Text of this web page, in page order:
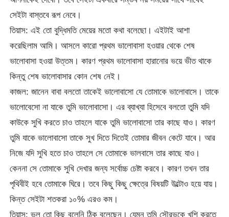
সেইটা বাস্তবে রূপ নেবে।
তিয়াস: এই তো বুদ্ধিমতি মেয়ের মতো কথা বলেছো। এইটাই আশা
করেছিলাম আমি। আসলে কারো প্রথম ভালোবাসা হওয়ার থেকে শেষ
ভালোবাসা হওয়া উত্তম। কারণ প্রথম ভালোবাসা হারানোর ভয়ে ভীত থাকে
কিন্তু শেষ ভালোবাসার কোন শেষ নেই।
কাজল: জানেন বাবা বলতো তাকেই ভালোবাসো যে তোমাকে ভালোবাসে। তাকে
ভালোবেসো না যাকে তুমি ভালোবাসো। এর ব্যাখ্যা হিসেবে বলতো তুমি যদি
কাউকে সুখি করতে চাও তাহলে যাকে তুমি ভালোবাসো তার কাছে যাও। কারণ
তুমি যাকে ভালোবাসো তাকে সুখ দিতে দিতেই তোমার জীবন কেটে যাবে। আর
নিজে যদি সুখি হতে চাও তাহলে সে তোমাকে ভালবাসে তার কাছে যাও।
কেননা সে তোমাকে সুখি দেখার জন্য সর্বোচ্চ চেষ্টা করবে। কারণ তখন তার
পৃথিবীই হবে তোমাকে ঘিরে। তবে কিছু কিছু ক্ষেত্রে বিষয়টি উল্টোও হয়ে যায়।
কিন্ত সেইটা শতকরা ১০% এরও কম।
তিয়াস: ভুল তো কিছু বলেনি ঠিক বলেছেন। যেমন তুমি সৌরভকে খুশি করতে